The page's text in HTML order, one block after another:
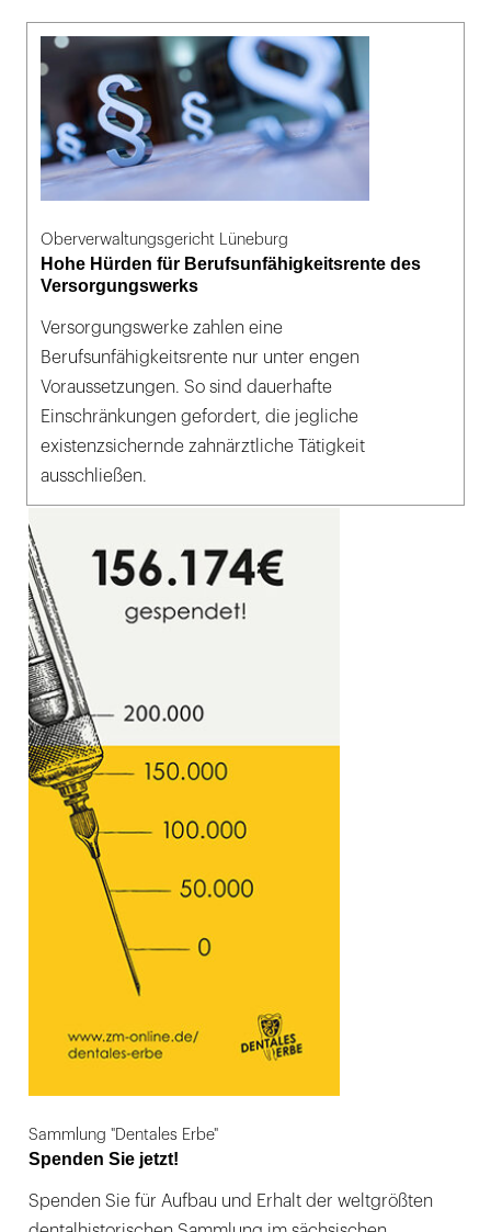
Oberverwaltungsgericht Lüneburg
Hohe Hürden für Berufsunfähigkeitsrente des
Versorgungswerks
Versorgungswerke zahlen eine
Berufsunfähigkeitsrente nur unter engen
Voraussetzungen. So sind dauerhafte
Einschränkungen gefordert, die jegliche
existenzsichernde zahnärztliche Tätigkeit
ausschließen.
Sammlung "Dentales Erbe"
Spenden Sie jetzt!
Spenden Sie für Aufbau und Erhalt der weltgrößten